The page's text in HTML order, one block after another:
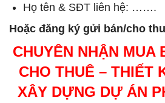
Họ tên & SĐT liên hệ: …….
Hoặc đăng ký gửi bán/cho
CHUYÊN NHẬN MUA
CHO THUÊ – THIẾT
XÂY DỰNG DỰ ÁN